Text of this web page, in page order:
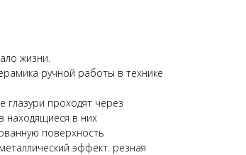
жизни.
ручной работы в технике
глазури проходят через
находящиеся в них
поверхность
эффект. резная